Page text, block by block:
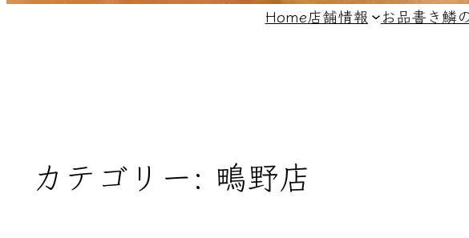
Home店舗情報 お品書き鱗
カテゴリー: 鴫野店